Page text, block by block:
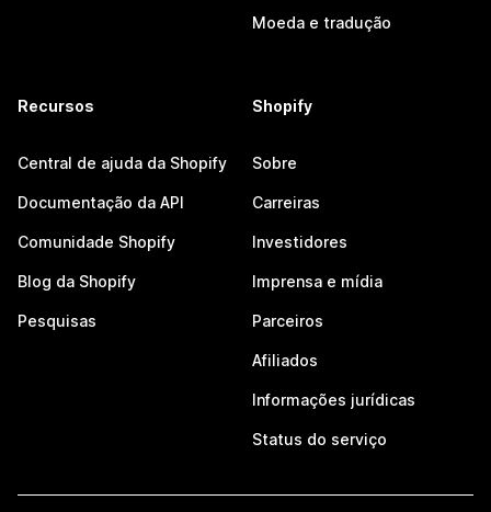
Moeda e tradução
Recursos
Central de ajuda da Shopify
Documentação da API
Comunidade Shopify
Blog da Shopify
Pesquisas
Shopify
Sobre
Carreiras
Investidores
Imprensa e mídia
Parceiros
Afiliados
Informações jurídicas
Status do serviço